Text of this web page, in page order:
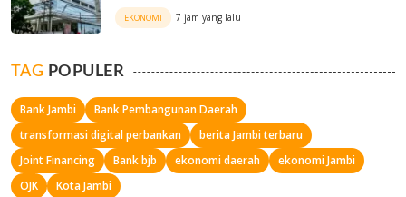
EKONOMI 7 jam yang lalu
TAG POPULER
Bank Jambi
Bank Pembangunan Daerah
transformasi digital perbankan
berita Jambi terbaru
Joint Financing
Bank bjb ekonomi daerah
ekonomi Jambi
OJK
Kota Jambi